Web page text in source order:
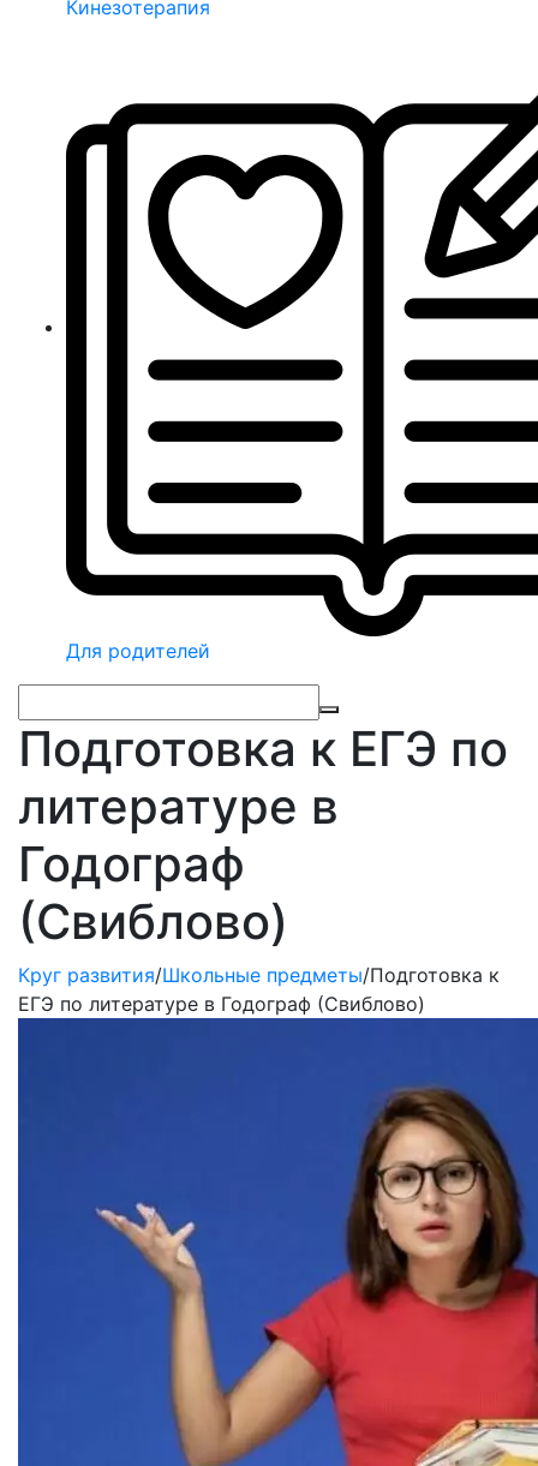
Кинезотерапия
Для родителей
Подготовка к ЕГЭ по
литературе в
Годограф
(Свиблово)
Круг развития/Школьные предметы/Подготовка к
ЕГЭ по литературе в Годограф (Свиблово)